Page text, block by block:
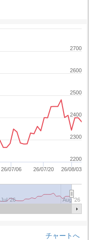
26/07/06 26/07/20 26/08/03
Jul '26 Aug '26
2200
2300
2400
2500
2600
2700
チャートへ